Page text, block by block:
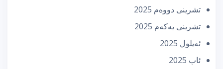
تشرینی دووه‌م 2025
تشرینی یه‌كه‌م 2025
ئه‌یلول 2025
ئاب 2025